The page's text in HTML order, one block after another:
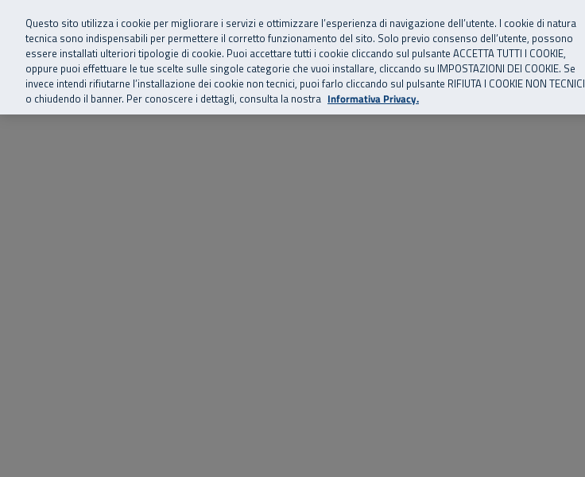
Vai al menu principale
Vai al contenuto principale
Vai al Footer
SuperAbile - il Contact Center Inail per il mondo della disabilità
Home Chi siamo Storie, news ed eventi Risorse utili Supporto
Questo sito utilizza i cookie per migliorare i servizi e ottimizzare l’esperienza di navigazione dell’utente. I cookie di natura
tecnica sono indispensabili per permettere il corretto funzionamento del sito. Solo previo consenso dell’utente, possono
essere installati ulteriori tipologie di cookie. Puoi accettare tutti i cookie cliccando sul pulsante ACCETTA TUTTI I COOKIE,
oppure puoi effettuare le tue scelte sulle singole categorie che vuoi installare, cliccando su IMPOSTAZIONI DEI COOKIE. Se
invece intendi rifiutarne l’installazione dei cookie non tecnici, puoi farlo cliccando sul pulsante RIFIUTA I COOKIE NON TECNICI
o chiudendo il banner. Per conoscere i dettagli, consulta la nostra Informativa Privacy.